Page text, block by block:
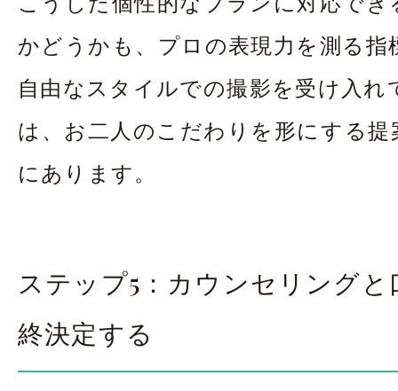
かどうかも、プロの表現力を測る指
自由なスタイルでの撮影を受け入
は、お二人のこだわりを形にする提
にあります。
ステップ5：カウンセリング
終決定する